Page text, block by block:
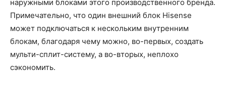
наружными блоками этого производственного бренда.
Примечательно, что один внешний блок Hisense
может подключаться к нескольким внутренним
блокам, благодаря чему можно, во-первых, создать
мульти-сплит-систему, а во-вторых, неплохо
сэкономить.